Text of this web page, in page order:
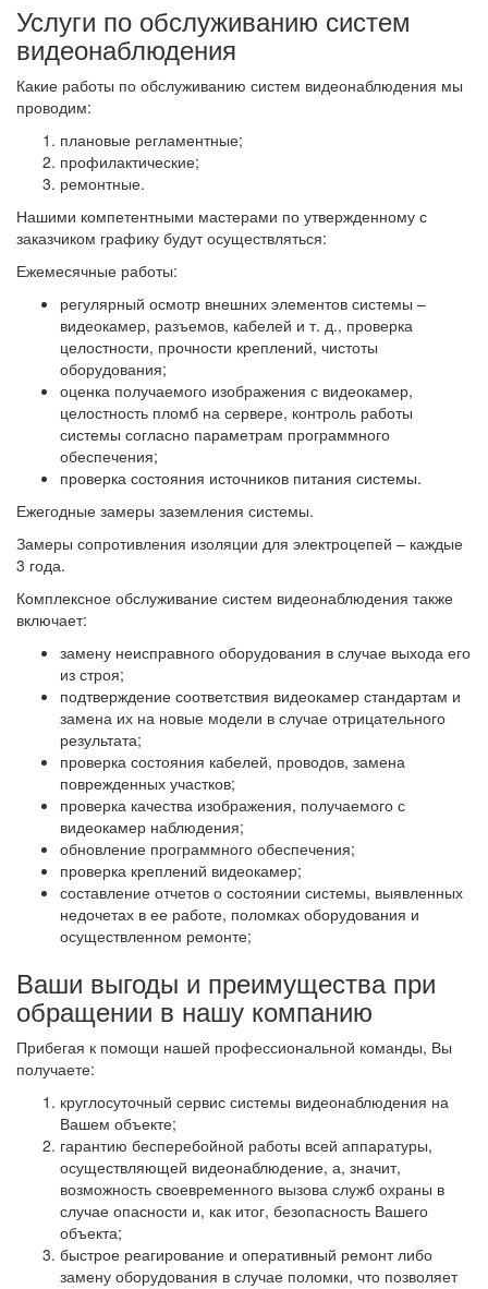
Услуги по обслуживанию систем
видеонаблюдения
Какие работы по обслуживанию систем видеонаблюдения мы
проводим:
плановые регламентные;
профилактические;
ремонтные.
Нашими компетентными мастерами по утвержденному с
заказчиком графику будут осуществляться:
Ежемесячные работы:
регулярный осмотр внешних элементов системы –
видеокамер, разъемов, кабелей и т. д., проверка
целостности, прочности креплений, чистоты
оборудования;
оценка получаемого изображения с видеокамер,
целостность пломб на сервере, контроль работы
системы согласно параметрам программного
обеспечения;
проверка состояния источников питания системы.
Ежегодные замеры заземления системы.
Замеры сопротивления изоляции для электроцепей – каждые
3 года.
Комплексное обслуживание систем видеонаблюдения также
включает:
замену неисправного оборудования в случае выхода его
из строя;
подтверждение соответствия видеокамер стандартам и
замена их на новые модели в случае отрицательного
результата;
проверка состояния кабелей, проводов, замена
поврежденных участков;
проверка качества изображения, получаемого с
видеокамер наблюдения;
обновление программного обеспечения;
проверка креплений видеокамер;
составление отчетов о состоянии системы, выявленных
недочетах в ее работе, поломках оборудования и
осуществленном ремонте;
Ваши выгоды и преимущества при
обращении в нашу компанию
Прибегая к помощи нашей профессиональной команды, Вы
получаете:
круглосуточный сервис системы видеонаблюдения на
Вашем объекте;
гарантию бесперебойной работы всей аппаратуры,
осуществляющей видеонаблюдение, а, значит,
возможность своевременного вызова служб охраны в
случае опасности и, как итог, безопасность Вашего
объекта;
быстрое реагирование и оперативный ремонт либо
замену оборудования в случае поломки, что позволяет